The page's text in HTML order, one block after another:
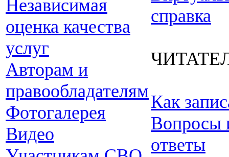
Независимая
оценка качества
услуг
Авторам и
правообладателям
Фотогалерея
Видео
справка
Как
Вопросы
ответы